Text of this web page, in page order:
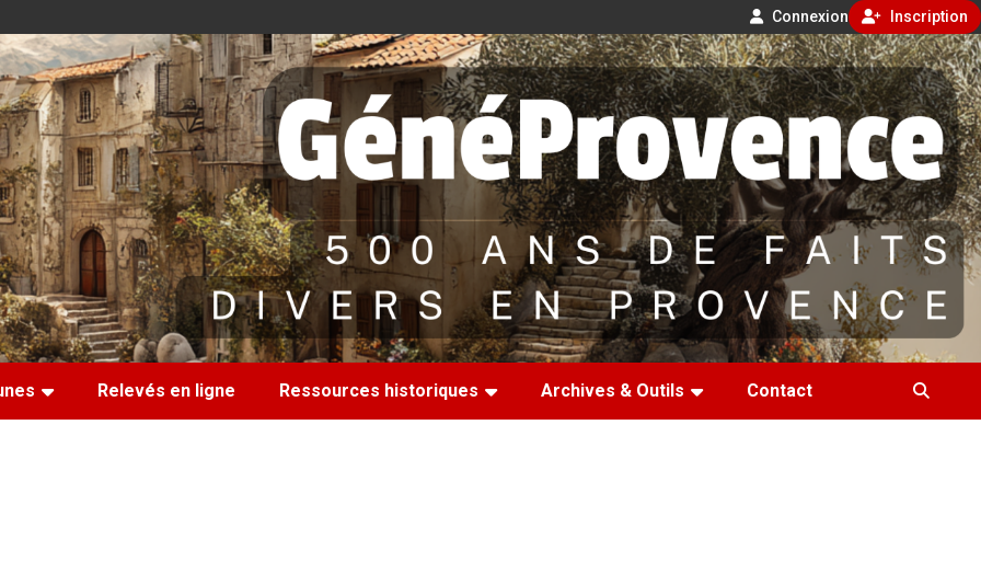
Connexion Inscription
Relevés en ligne Ressources historiques Archives & Outils Contact